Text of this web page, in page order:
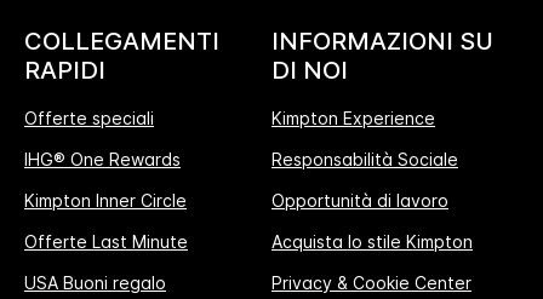
COLLEGAMENTI
RAPIDI
Offerte speciali
IHG® One Rewards
Kimpton Inner Circle
Offerte Last Minute
USA Buoni regalo
INFORMAZIONI SU
DI NOI
Kimpton Experience
Responsabilità Sociale
Opportunità di lavoro
Acquista lo stile Kimpton
Privacy & Cookie Center